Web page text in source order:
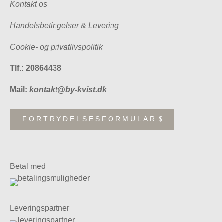
Kontakt os
Handelsbetingelser & Levering
Cookie- og privatlivspolitik
Tlf.: 20864438
Mail: kontakt@by-kvist.dk
FORTRYDELSESFORMULAR
Betal med
Leveringspartner